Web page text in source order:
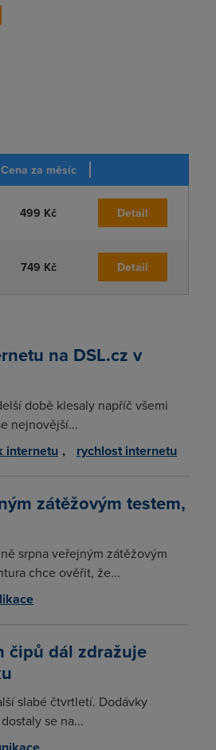
Cena za měsíc
499 Kč Detail
749 Kč Detail
na DSL.cz v
době klesaly napříč všemi
nejnovější...
internetu , rychlost internetu
zátěžovým testem,
srpna veřejným zátěžovým
chce ověřit, že...
čipů dál zdražuje
slabé čtvrtletí. Dodávky
se na...